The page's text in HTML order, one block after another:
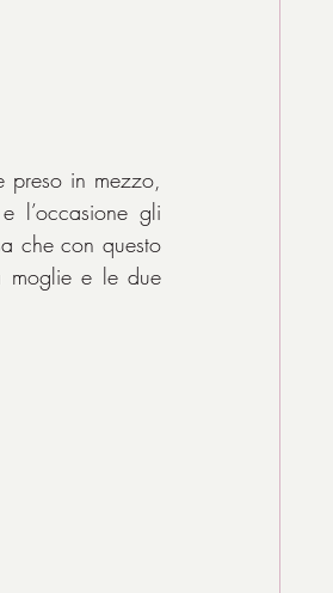
preso in mezzo,
l’occasione gli
che con questo
moglie e le due